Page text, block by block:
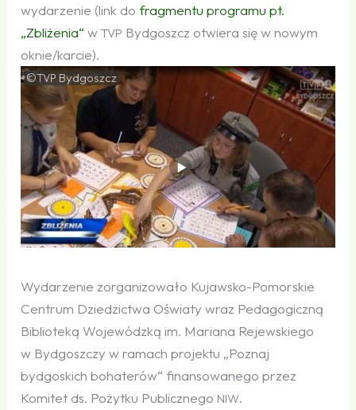
wydarzenie (link dofragmentu programu pt.
„Zbliżenia“ wTVP Bydgoszcz otwiera się w nowym
oknie/karcie).
©TVP Bydgoszcz
Wydarzenie zorganizowało Kujawsko-Pomorskie
Centrum Dziedzictwa Oświaty wraz Pedagogiczną
Biblioteką Wojewódzką im. Mariana Rejewskiego
w Bydgoszczy w ramach projektu „Poznaj
bydgoskich bohaterów“ finansowanego przez
Komitet ds. Pożytku Publicznego NIW.